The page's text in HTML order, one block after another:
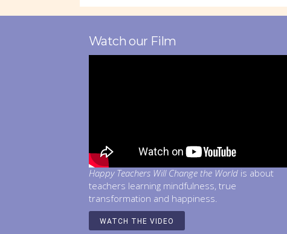
Watch our Film
Happy Teachers Will Change the World is about
teachers learning mindfulness, true
transformation and happiness.
WATCH THE VIDEO